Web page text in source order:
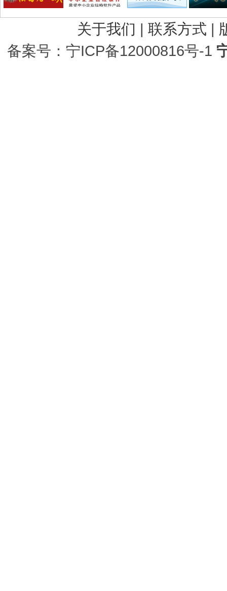
关于我们 | 联系方式 |
备案号：宁ICP备12000816号-1